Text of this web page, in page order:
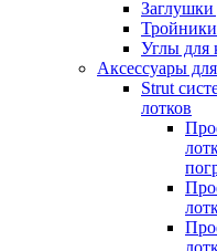
Заглушки
Тройники
Углы для
Аксессуары
Strut
лотков